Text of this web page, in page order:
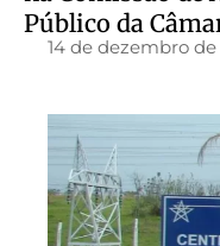
Público da
14 de dezembro de